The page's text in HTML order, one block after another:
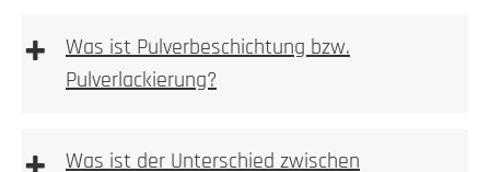
3. Nische ausbrechen
erfahren Sie hier
+
Was ist Pulverbeschichtung bzw.
Pulverlackierung?
Was ist der Unterschied zwischen